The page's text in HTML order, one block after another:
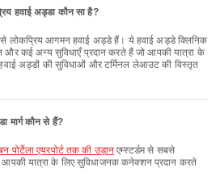
हवाई अड्डा कौन सा है?
लोकप्रिय आगमन हवाई अड्डे हैं। ये हवाई अड्डे क्लिनिक
और कई अन्य सुविधाएँ प्रदान करते हैं जो आपकी यात्रा के
अड्डों की सुविधाओं और टर्मिनल लेआउट की विस्तृत
मार्ग कौन से हैं?
पोर्टेला एयरपोर्ट तक की उड़ान एम्स्टर्डम से सबसे
आपकी यात्रा के लिए सुविधाजनक कनेक्शन प्रदान करते